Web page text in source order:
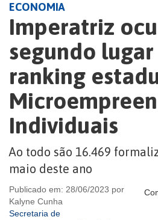
ECONOMIA
Imperatriz
segundo
ranking
Individuais
Ao todo são 16.469
maio deste ano
Publicado em: 28/06/2023 por
Kalyne Cunha
Secretaria de